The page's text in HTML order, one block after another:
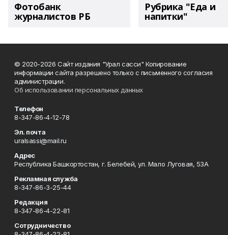
Фотобанк
журналистов РБ
Рубрика "Еда и
напитки"
© 2020-2026 Сайт издания "Урал сасси" Копирование
информации сайта разрешено только с письменного согласия
администрации.
Об использовании персональных данных
Телефон
8-347-86-4-12-78
Эл. почта
uralsassi@mail.ru
Адрес
Республика Башкортостан, г. Белебей, ул. Мало Луговая, 53А
Рекламная служба
8-347-86-3-25-44
Редакция
8-347-86-4-22-81
Сотрудничество